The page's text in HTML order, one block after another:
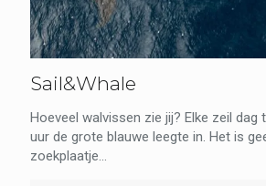
Sail&Whale
Hoeveel walvissen zie jij? Elke zeil dag
uur de grote blauwe leegte in. Het is
zoekplaatje...